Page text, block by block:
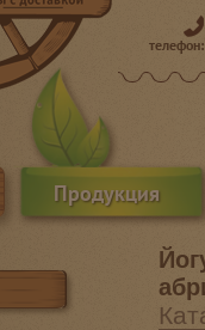
Продукция
телефон: